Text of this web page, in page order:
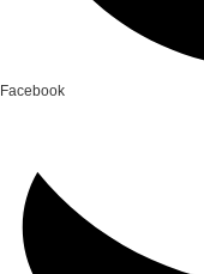
Facebook